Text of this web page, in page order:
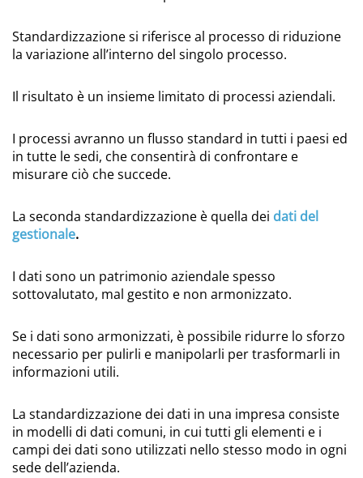
Standardizzazione si riferisce al processo di riduzione
la variazione all’interno del singolo processo.
Il risultato è un insieme limitato di processi aziendali.
I processi avranno un flusso standard in tutti i paesi ed
in tutte le sedi, che consentirà di confrontare e
misurare ciò che succede.
La seconda standardizzazione è quella dei dati del
gestionale.
I dati sono un patrimonio aziendale spesso
sottovalutato, mal gestito e non armonizzato.
Se i dati sono armonizzati, è possibile ridurre lo sforzo
necessario per pulirli e manipolarli per trasformarli in
informazioni utili.
La standardizzazione dei dati in una impresa consiste
in modelli di dati comuni, in cui tutti gli elementi e i
campi dei dati sono utilizzati nello stesso modo in ogni
sede dell’azienda.